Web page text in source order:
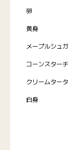
卵
黄身
メープルシュ
コーンスターチ
クリームター
白身